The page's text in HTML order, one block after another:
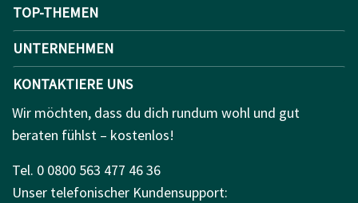
TOP-THEMEN
UNTERNEHMEN
KONTAKTIERE UNS
Wir möchten, dass du dich rundum wohl und gut
beraten fühlst – kostenlos!
Tel. 0 0800 563 477 46 36
Unser telefonischer Kundensupport: